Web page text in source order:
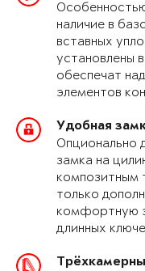
наличие в
вставных
установлены
обеспечат
элементов
Удобная
Опционально
замка на
композитным
только
комфортную
длинных